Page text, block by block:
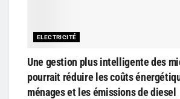
ELECTRICITÉ
Une gestion plus intelligente des
pourrait réduire les coûts
ménages et les émissions de diesel